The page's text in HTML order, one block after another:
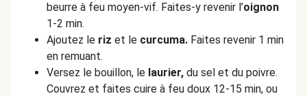
beurre à feu moyen-vif. Faites-y revenir l’oignon
1-2 min.
Ajoutez le riz et le curcuma. Faites revenir 1 min
en remuant.
Versez le bouillon, le laurier, du sel et du poivre.
Couvrez et faites cuire à feu doux 12-15 min, ou